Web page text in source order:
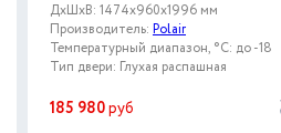
ДxШxВ: 1474x960x1996 мм
Производитель: Polair
Температурный диапазон, °C: до -18
Тип двери: Глухая распашная
185 980руб